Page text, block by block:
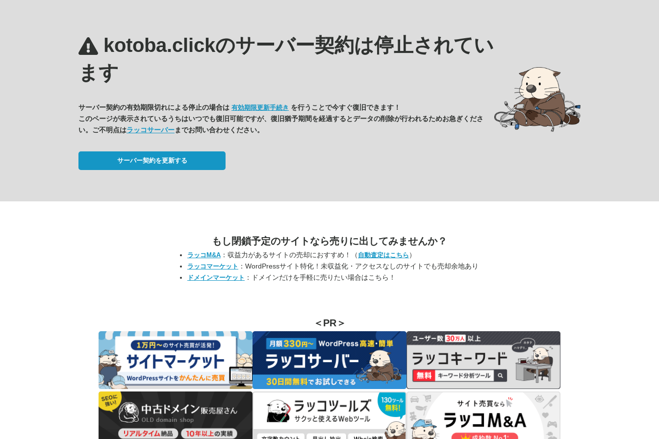
kotoba.clickのサーバー契約は停止されてい
ます
サーバー契約の有効期限切れによる停止の場合は 有効期限更新手続き を行うことで今すぐ復旧できます！
このページが表示されているうちはいつでも復旧可能ですが、復旧猶予期間を経過するとデータの削除が行われるためお急ぎくださ
い。ご不明点はラッコサーバーまでお問い合わせください。
サーバー契約を更新する
もし閉鎖予定のサイトなら売りに出してみませんか？
ラッコM&A ：収益力があるサイトの売却におすすめ！（ 自動査定はこちら ）
ラッコマーケット ：WordPressサイト特化！未収益化・アクセスなしのサイトでも売却余地あり
ドメインマーケット ：ドメインだけを手軽に売りたい場合はこちら！
＜PR＞